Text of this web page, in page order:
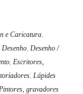
e Caricatura,
Desenho, Desenho /
, Escritores,
, Lápides
gravadores